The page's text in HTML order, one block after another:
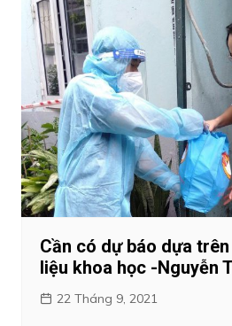
Cần có dự báo dựa
liệu khoa học -Nguyễn
22 Tháng 9, 2021